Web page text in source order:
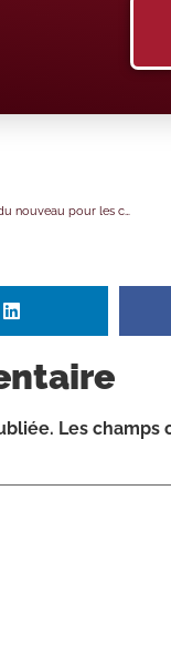
Les champs